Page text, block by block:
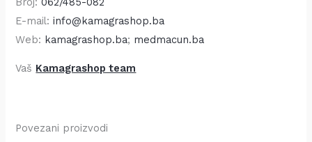
E-mail: info@kamagrashop.ba
Web: kamagrashop.ba; medmacun.ba
Vaš Kamagrashop team
Povezani proizvodi